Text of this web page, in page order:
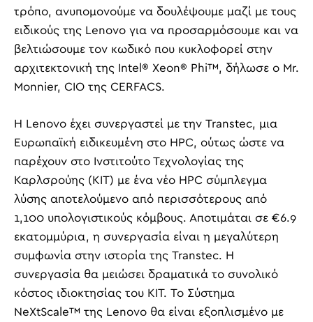
τρόπο, ανυπομονούμε να δουλέψουμε μαζί με τους
ειδικούς της Lenovo για να προσαρμόσουμε και να
βελτιώσουμε τον κωδικό που κυκλοφορεί στην
αρχιτεκτονική της Intel® Xeon® Phi™, δήλωσε ο Mr.
Monnier, CIO της CERFACS.
Η Lenovo έχει συνεργαστεί με την Transtec, μια
Ευρωπαϊκή ειδικευμένη στο HPC, ούτως ώστε να
παρέχουν στο Ινστιτούτο Τεχνολογίας της
Καρλσρούης (KIT) με ένα νέο HPC σύμπλεγμα
λύσης αποτελούμενο από περισσότερους από
1,100 υπολογιστικούς κόμβους. Αποτιμάται σε €6.9
εκατομμύρια, η συνεργασία είναι η μεγαλύτερη
συμφωνία στην ιστορία της Transtec. Η
συνεργασία θα μειώσει δραματικά το συνολικό
κόστος ιδιοκτησίας του KIT. Το Σύστημα
NeXtScale™ της Lenovo θα είναι εξοπλισμένο με